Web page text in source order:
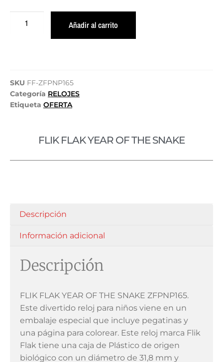
Añadir al carrito
SKU FF-ZFPNP165
Categoría RELOJES
Etiqueta OFERTA
FLIK FLAK YEAR OF THE SNAKE
Descripción
Información adicional
Descripción
FLIK FLAK YEAR OF THE SNAKE ZFPNP165.
Este divertido reloj para niños viene en un
embalaje especial que incluye pegatinas y
una página para colorear. Este reloj marca Flik
Flak tiene una caja de Plástico de origen
biológico con un diámetro de 31,8 mm y